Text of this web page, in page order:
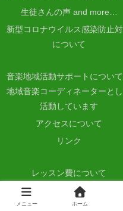
生徒さんの声 and more…
新型コロナウイルス感染防止
について
音楽地域活動サポートについ
地域音楽コーディネーターと
活動しています
アクセスについて
リンク
レッスン費について
Copyright © 2019-2026 こね
メニュー ホーム